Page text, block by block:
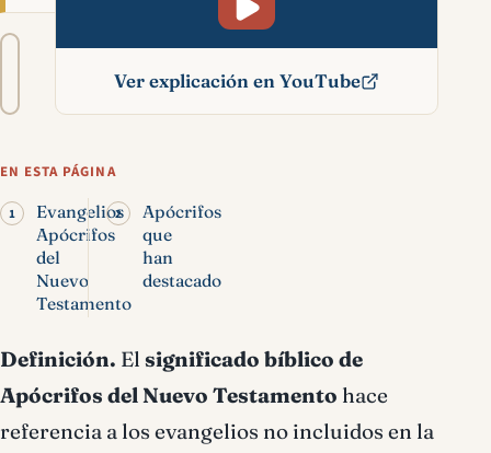
Tamaño
A− A+
testamento significado
Ver explicación en YouTube
EN ESTA PÁGINA
Evangelios
Apócrifos
del
Nuevo
Testamento
Apócrifos
que
han
destacado
Definición. El significado bíblico de
Apócrifos del Nuevo Testamento hace
referencia a los evangelios no incluidos en la